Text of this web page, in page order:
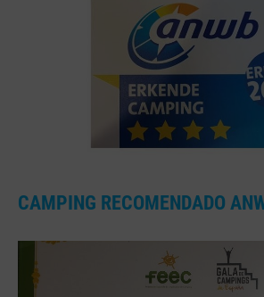
CAMPING RECOMENDADO